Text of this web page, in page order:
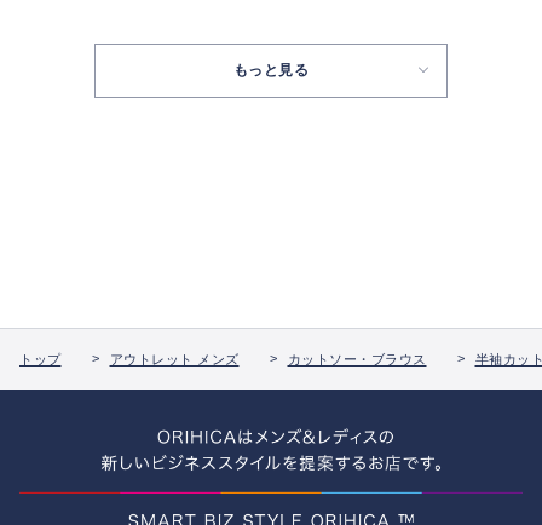
もっと見る
トップ アウトレット メンズ カットソー・ブラウス 半袖カッ